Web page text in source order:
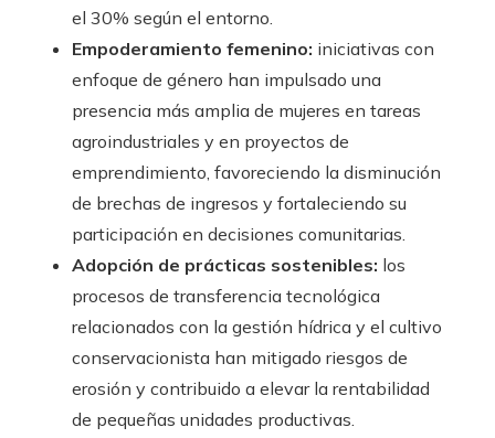
el 30% según el entorno.
Empoderamiento femenino: iniciativas con
enfoque de género han impulsado una
presencia más amplia de mujeres en tareas
agroindustriales y en proyectos de
emprendimiento, favoreciendo la disminución
de brechas de ingresos y fortaleciendo su
participación en decisiones comunitarias.
Adopción de prácticas sostenibles: los
procesos de transferencia tecnológica
relacionados con la gestión hídrica y el cultivo
conservacionista han mitigado riesgos de
erosión y contribuido a elevar la rentabilidad
de pequeñas unidades productivas.